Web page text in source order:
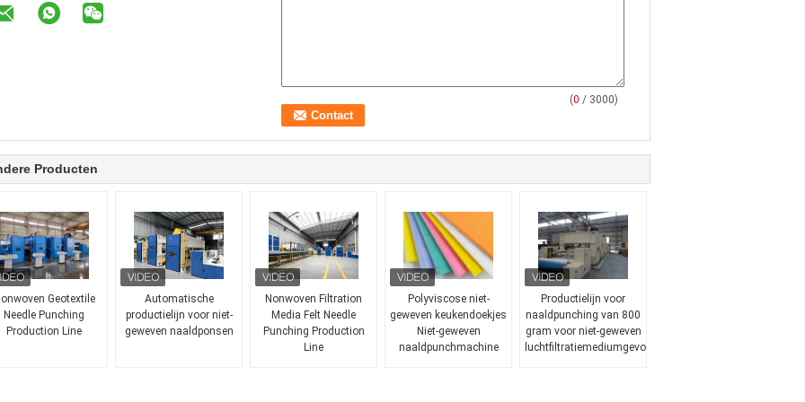
(0 / 3000)
Producten
Geotextile
Needle Punching
Production Line
Automatische
productielijn voor niet-
geweven naaldponsen
Nonwoven Filtration
Media Felt Needle
Punching Production
Line
Polyviscose niet-
geweven keukendoekjes
Niet-geweven
naaldpunchmachine
Productielijn voor
naaldpunching van 800
gram voor niet-geweven
luchtfiltratiemediumgevoel